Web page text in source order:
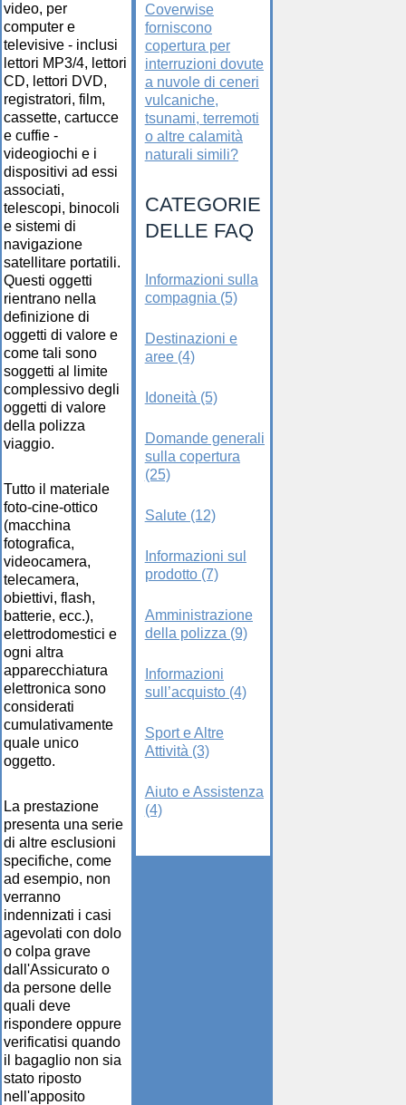
video, per
computer e
televisive - inclusi
lettori MP3/4, lettori
CD, lettori DVD,
registratori, film,
cassette, cartucce
e cuffie -
videogiochi e i
dispositivi ad essi
associati,
telescopi, binocoli
e sistemi di
navigazione
satellitare portatili.
Questi oggetti
rientrano nella
definizione di
oggetti di valore e
come tali sono
soggetti al limite
complessivo degli
oggetti di valore
della polizza
viaggio.
Tutto il materiale
foto-cine-ottico
(macchina
fotografica,
videocamera,
telecamera,
obiettivi, flash,
batterie, ecc.),
elettrodomestici e
ogni altra
apparecchiatura
elettronica sono
considerati
cumulativamente
quale unico
oggetto.
La prestazione
presenta una serie
di altre esclusioni
specifiche, come
ad esempio, non
verranno
indennizati i casi
agevolati con dolo
o colpa grave
dall'Assicurato o
da persone delle
quali deve
rispondere oppure
verificatisi quando
il bagaglio non sia
stato riposto
nell'apposito
Coverwise
forniscono
copertura per
interruzioni dovute
a nuvole di ceneri
vulcaniche,
tsunami, terremoti
o altre calamità
naturali simili?
CATEGORIE
DELLE FAQ
Informazioni sulla
compagnia (5)
Destinazioni e
aree (4)
Idoneità (5)
Domande generali
sulla copertura
(25)
Salute (12)
Informazioni sul
prodotto (7)
Amministrazione
della polizza (9)
Informazioni
sull’acquisto (4)
Sport e Altre
Attività (3)
Aiuto e Assistenza
(4)